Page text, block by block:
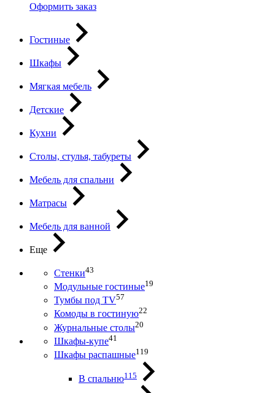
Оформить заказ
Гостиные
Шкафы
Мягкая мебель
Детские
Кухни
Столы, стулья, табуреты
Мебель для спальни
Матрасы
Мебель для ванной
Еще
Стенки43
Модульные гостиные19
Тумбы под ТV57
Комоды в гостиную22
Журнальные столы20
Шкафы-купе41
Шкафы распашные119
В спальню115